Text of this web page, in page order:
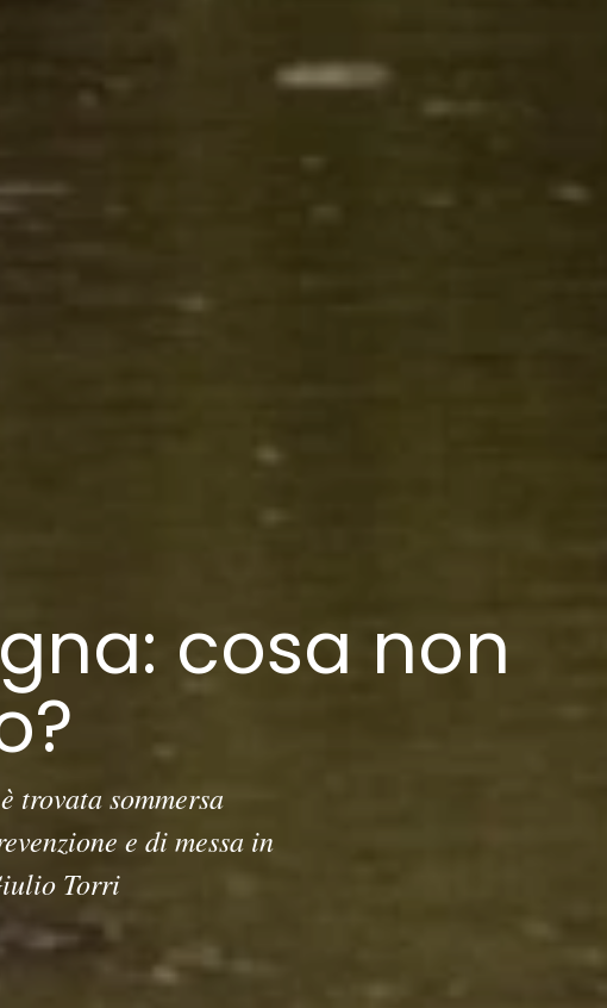
cosa non
trovata sommersa
e di messa in
Torri